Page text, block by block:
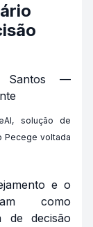
Santos —
solução de
Pecege voltada
e o
como
de decisão